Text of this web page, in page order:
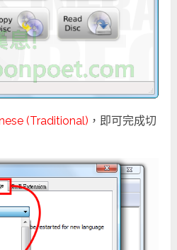
(Traditional) ，即可完成切